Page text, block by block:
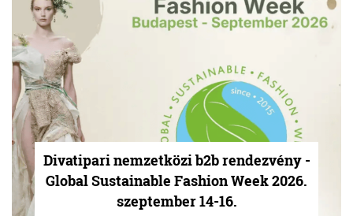
Divatipari nemzetközi b2b rendezvény -
Global Sustainable Fashion Week 2026.
szeptember 14-16.